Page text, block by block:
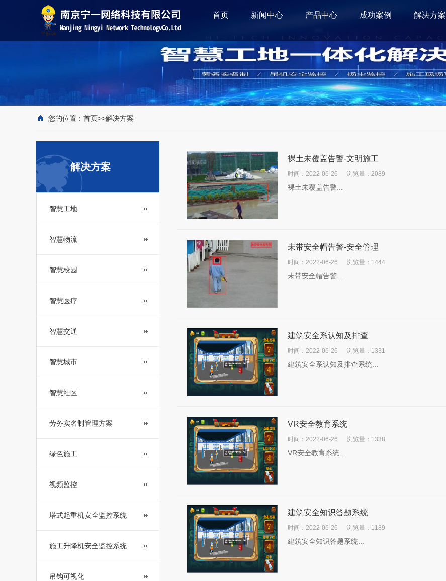
首页 新闻中心 产品中心 成功案例 解决方案
您的位置： 首页>>解决方案
解决方案
智慧工地
智慧物流
智慧校园
智慧医疗
智慧交通
智慧城市
智慧社区
劳务实名制管理方案
绿色施工
视频监控
塔式起重机安全监控系统
施工升降机安全监控系统
吊钩可视化
裸土未覆盖告警-文明施工
时间：2022-06-26 浏览量：2089
裸土未覆盖告警...
未带安全帽告警-安全管理
时间：2022-06-26 浏览量：1444
未带安全帽告警...
建筑安全系认知及排查
时间：2022-06-26 浏览量：1331
建筑安全系认知及排查系统...
VR安全教育系统
时间：2022-06-26 浏览量：1338
VR安全教育系统...
建筑安全知识答题系统
时间：2022-06-26 浏览量：1189
建筑安全知识答题系统...